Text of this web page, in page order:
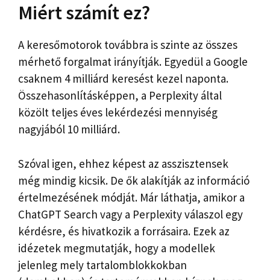
Miért számít ez?
A keresőmotorok továbbra is szinte az összes
mérhető forgalmat irányítják. Egyedül a Google
csaknem 4 milliárd keresést kezel naponta.
Összehasonlításképpen, a Perplexity által
közölt teljes éves lekérdezési mennyiség
nagyjából 10 milliárd.
Szóval igen, ehhez képest az asszisztensek
még mindig kicsik. De ők alakítják az információ
értelmezésének módját. Már láthatja, amikor a
ChatGPT Search vagy a Perplexity válaszol egy
kérdésre, és hivatkozik a forrásaira. Ezek az
idézetek megmutatják, hogy a modellek
jelenleg mely tartalomblokkokban